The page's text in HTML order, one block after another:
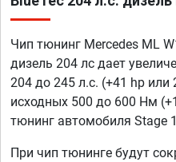
Чип тюнинг Mercedes ML
дизель 204 лс дает
204 до 245 л.с. (+41 hp
исходных 500 до 600 Нм
тюнинг автомобиля Stage
При чип тюнинге будут